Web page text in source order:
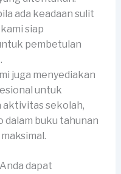
ada keadaan sulit
siap
pembetulan
juga menyediakan
untuk
aktivitas sekolah,
buku tahunan
dapat